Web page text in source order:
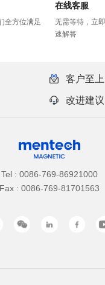
在线客服
速解答
客户至上
改进建议
Tel : 0086-769-86921000
Fax : 0086-769-81701563